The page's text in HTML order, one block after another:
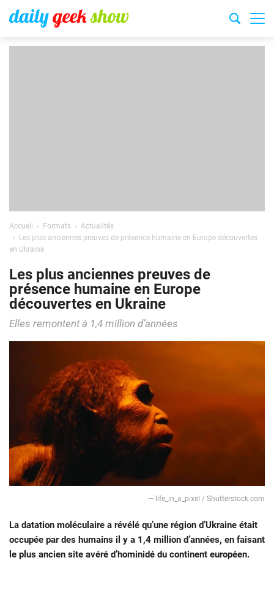
Accueil Formats
Actualités
Les plus anciennes preuves de présence humaine en Europe découvertes
en Ukraine
Les plus anciennes preuves de
présence humaine en Europe
découvertes en Ukraine
Elles remontent à 1,4 million d’années
— life_in_a_pixel / Shutterstock.com
La datation moléculaire a révélé qu’une région d’Ukraine était
occupée par des humains il y a 1,4 million d’années, en faisant
le plus ancien site avéré d’hominidé du continent européen.